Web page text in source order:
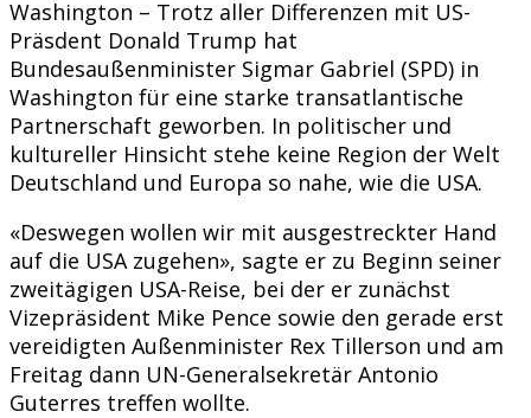
Washington – Trotz aller Differenzen mit US-
Präsdent Donald Trump hat
Bundesaußenminister Sigmar Gabriel (SPD) in
Washington für eine starke transatlantische
Partnerschaft geworben. In politischer und
kultureller Hinsicht stehe keine Region der Welt
Deutschland und Europa so nahe, wie die USA.
«Deswegen wollen wir mit ausgestreckter Hand
auf die USA zugehen», sagte er zu Beginn seiner
zweitägigen USA-Reise, bei der er zunächst
Vizepräsident Mike Pence sowie den gerade erst
vereidigten Außenminister Rex Tillerson und am
Freitag dann UN-Generalsekretär Antonio
Guterres treffen wollte.